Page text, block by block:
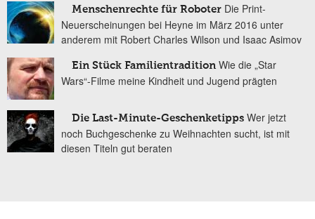
Menschenrechte für Roboter Die Print-
Neuerscheinungen bei Heyne im März 2016 unter
anderem mit Robert Charles Wilson und Isaac Asimov
Ein Stück Familientradition Wie die „Star
Wars“-Filme meine Kindheit und Jugend prägten
Die Last-Minute-Geschenketipps Wer jetzt
noch Buchgeschenke zu Weihnachten sucht, ist mit
diesen Titeln gut beraten